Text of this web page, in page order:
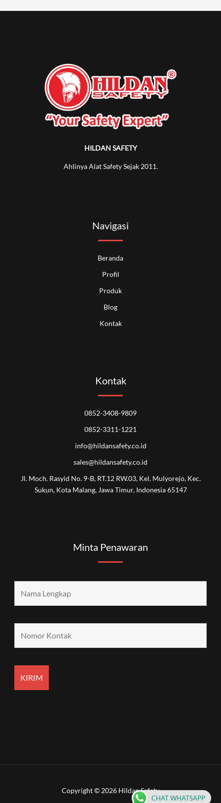
HILDAN SAFETY
Ahlinya Alat Safety Sejak 2011.
Navigasi
Beranda
Profil
Produk
Blog
Kontak
Kontak
0852-3408-9809
0852-3311-1221
info@hildansafety.co.id
sales@hildansafety.co.id
Jl. Moch. Rasyid No. 9-B, RT.12 RW.03, Kel. Mulyorejo, Kec.
Sukun, Kota Malang, Jawa Timur, Indonesia 65147
Minta Penawaran
Copyright © 2026 Hildan Safety
CHAT WHATSAPP